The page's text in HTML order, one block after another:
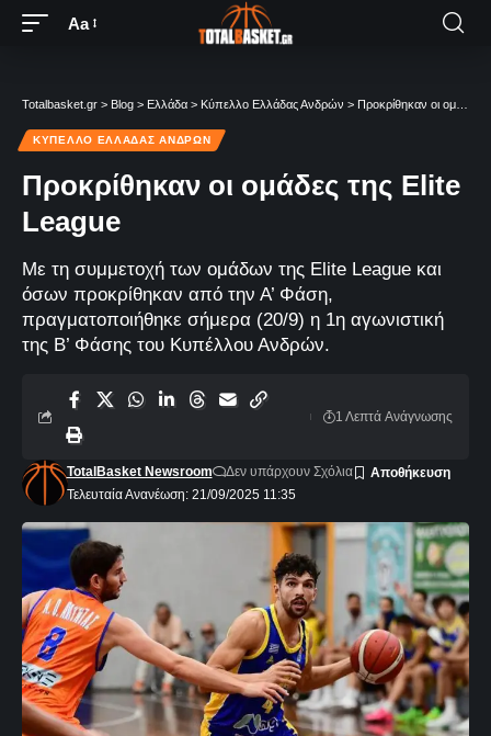
Aa
Totalbasket.gr > Blog > Ελλάδα > Κύπελλο Ελλάδας Ανδρών > Προκρίθηκαν οι ομάδες της Elite League
ΚΎΠΕΛΛΟ ΕΛΛΆΔΑΣ ΑΝΔΡΏΝ
Προκρίθηκαν οι ομάδες της Elite
League
Με τη συμμετοχή των ομάδων της Elite League και
όσων προκρίθηκαν από την Α’ Φάση,
πραγματοποιήθηκε σήμερα (20/9) η 1η αγωνιστική
της Β’ Φάσης του Κυπέλλου Ανδρών.
Τελευταία Ανανέωση: 21/09/2025 11:35
TotalBasket Newsroom Δεν υπάρχουν Σχόλια
1 Λεπτά Aνάγνωσης